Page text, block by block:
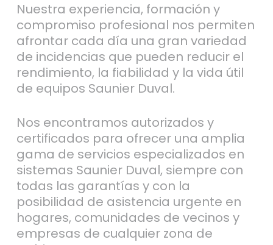
Nuestra experiencia, formación y
compromiso profesional nos permiten
afrontar cada día una gran variedad
de incidencias que pueden reducir el
rendimiento, la fiabilidad y la vida útil
de equipos Saunier Duval.
Nos encontramos autorizados y
certificados para ofrecer una amplia
gama de servicios especializados en
sistemas Saunier Duval, siempre con
todas las garantías y con la
posibilidad de asistencia urgente en
hogares, comunidades de vecinos y
empresas de cualquier zona de